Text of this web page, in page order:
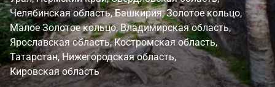
Челябинская область Башкирия Золотое кольцо
Малое Золотое кольцо Владимирская область
Ярославская область Костромская область
Татарстан Нижегородская область
Кировская область